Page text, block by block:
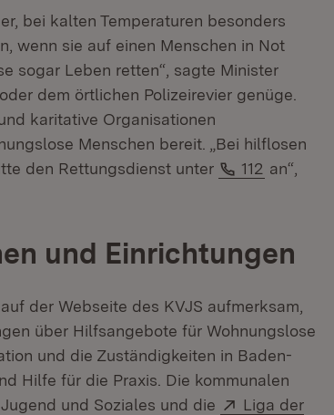
bei kalten Temperaturen besonders
wenn sie auf einen Menschen in Not
sogar Leben retten“, sagte Minister
dem örtlichen Polizeirevier genüge.
karitative Organisationen
Menschen bereit. „Bei hilflosen
den Rettungsdienst unter
Telefon:
112 an“,
und Einrichtungen
(Öffnet in neuem Fenster)
auf der Webseite des KVJS aufmerksam,
über Hilfsangebote für Wohnungslose
und die Zuständigkeiten in Baden-
Hilfe für die Praxis. Die kommunalen
und Soziales und die
Extern:
Liga der